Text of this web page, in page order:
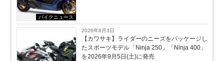
バイクニュース
2026年8月3日
【カワサキ】ライダーのニーズをパッケージし
たスポーツモデル「Ninja 250」「Ninja 400」
を2026年9月5日(土)に発売